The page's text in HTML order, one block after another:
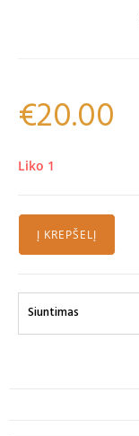
€20.00
Liko 1
Į KREPŠELĮ
Siuntimas